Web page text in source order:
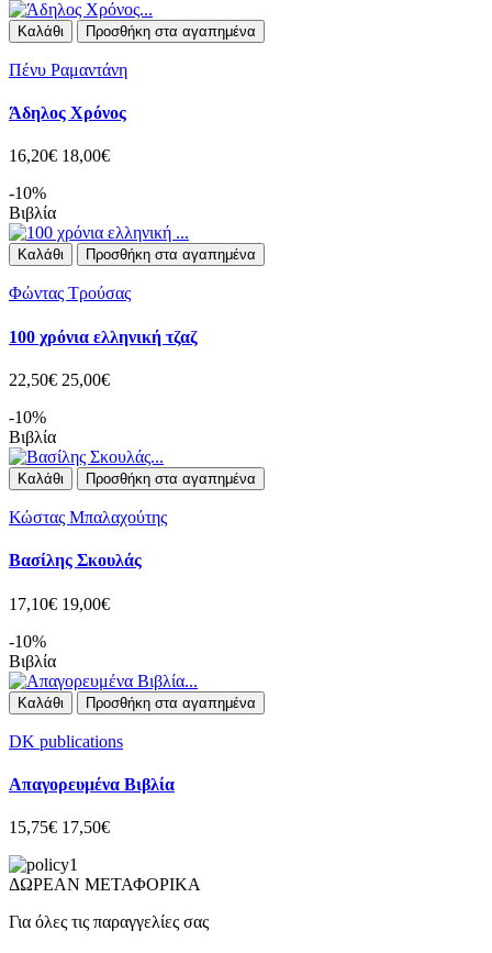
Καλάθι Προσθήκη στα αγαπημένα
Πένυ Ραμαντάνη
Άδηλος Χρόνος
16,20€ 18,00€
-10%
Βιβλία
Καλάθι Προσθήκη στα αγαπημένα
Φώντας Τρούσας
100 χρόνια ελληνική τζαζ
22,50€ 25,00€
-10%
Βιβλία
Καλάθι Προσθήκη στα αγαπημένα
Κώστας Μπαλαχούτης
Βασίλης Σκουλάς
17,10€ 19,00€
-10%
Βιβλία
Καλάθι Προσθήκη στα αγαπημένα
DK publications
Απαγορευμένα Βιβλία
15,75€ 17,50€
ΔΩΡΕΑΝ ΜΕΤΑΦΟΡΙΚΑ
Για όλες τις παραγγελίες σας